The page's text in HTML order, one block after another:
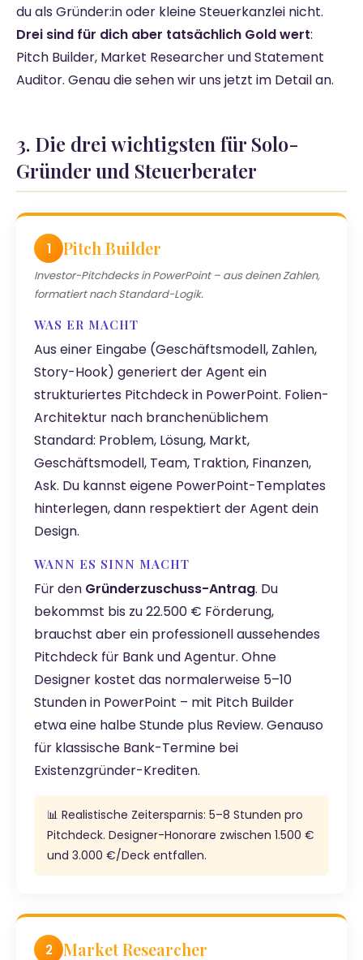
du als Gründer:in oder kleine Steuerkanzlei nicht.
Drei sind für dich aber tatsächlich Gold wert:
Pitch Builder, Market Researcher und Statement
Auditor. Genau die sehen wir uns jetzt im Detail an.
3. Die drei wichtigsten für Solo-
Gründer und Steuerberater
1 Pitch Builder
Investor-Pitchdecks in PowerPoint – aus deinen Zahlen,
formatiert nach Standard-Logik.
WAS ER MACHT
Aus einer Eingabe (Geschäftsmodell, Zahlen,
Story-Hook) generiert der Agent ein
strukturiertes Pitchdeck in PowerPoint. Folien-
Architektur nach branchenüblichem
Standard: Problem, Lösung, Markt,
Geschäftsmodell, Team, Traktion, Finanzen,
Ask. Du kannst eigene PowerPoint-Templates
hinterlegen, dann respektiert der Agent dein
Design.
WANN ES SINN MACHT
Für den Gründerzuschuss-Antrag. Du
bekommst bis zu 22.500 € Förderung,
brauchst aber ein professionell aussehendes
Pitchdeck für Bank und Agentur. Ohne
Designer kostet das normalerweise 5–10
Stunden in PowerPoint – mit Pitch Builder
etwa eine halbe Stunde plus Review. Genauso
für klassische Bank-Termine bei
Existenzgründer-Krediten.
📊 Realistische Zeitersparnis: 5–8 Stunden pro
Pitchdeck. Designer-Honorare zwischen 1.500 €
und 3.000 €/Deck entfallen.
2 Market Researcher